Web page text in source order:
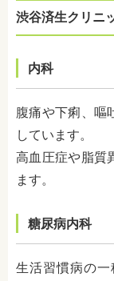
渋谷済生クリニ
内科
腹痛や下痢、嘔
しています。
高血圧症や脂質
ます。
糖尿病内科
生活習慣病の